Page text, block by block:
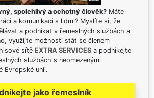
spolehlivý a ochotný člověk? Máte
a komunikaci s lidmi? Myslíte si, že
a podnikat v řemeslných službách a
využijte možnosti stát se členem
sítě EXTRA SERVICES a podnikejte
službách s neomezenými
Evropské unii.
jako řemeslník